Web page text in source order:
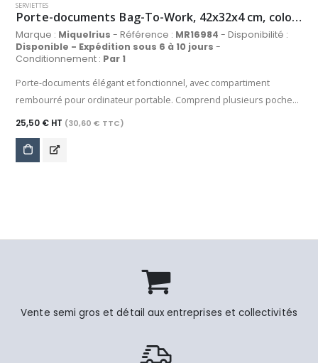
SERVIETTES
Porte-documents Bag-To-Work, 42x32x4 cm, coloris noir
Marque : Miquelrius - Référence : MR16984 - Disponibilité :
Disponible - Expédition sous 6 à 10 jours -
Conditionnement : Par 1
Porte-documents élégant et fonctionnel, avec compartiment
rembourré pour ordinateur portable. Comprend plusieurs poches
et compartiments. Adaptable au chariot. Matériau : Polyester de la
25,50 € HT (30,60 € TTC)
Vente semi gros et détail aux entreprises et collectivités